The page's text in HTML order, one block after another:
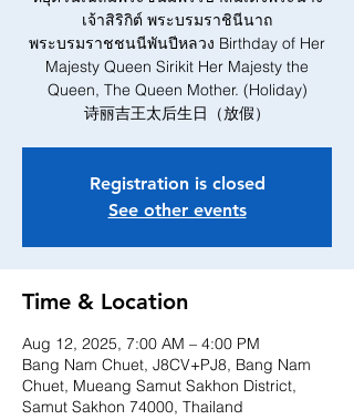
เจ้าสิริกิต์ พระบรมราชินีนาถ
พระบรมราชชนนีพันปีหลวง Birthday of Her
Majesty Queen Sirikit Her Majesty the
Queen, The Queen Mother. (Holiday)
Registration is closed
See other events
Time & Location
Aug 12, 2025, 7:00 AM – 4:00 PM
Bang Nam Chuet, J8CV+PJ8, Bang Nam
Chuet, Mueang Samut Sakhon District,
Samut Sakhon 74000, Thailand